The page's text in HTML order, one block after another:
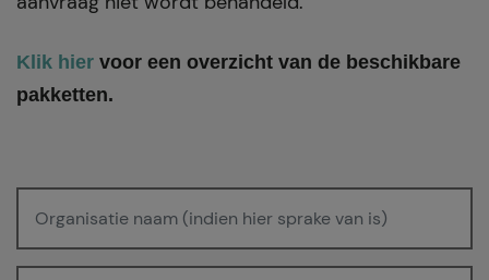
Klik hier voor een overzicht van de beschikbare
pakketten.